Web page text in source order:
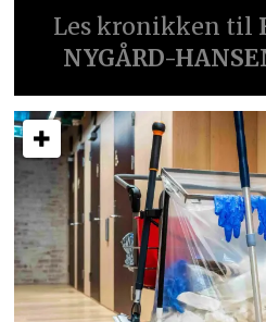
Les kronikken til
NYGÅRD-